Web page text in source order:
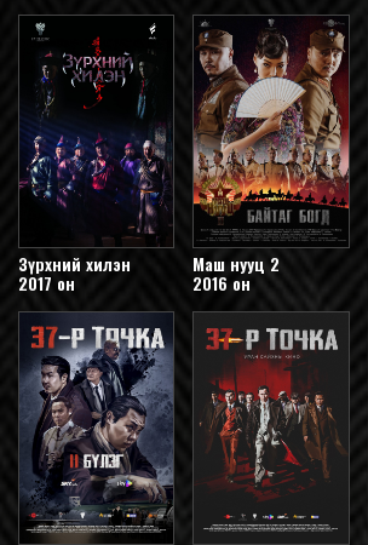
Зүрхний хилэн
2017 он
Маш нууц 2
2016 он